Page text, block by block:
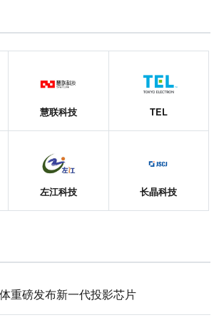
慧联科技 TEL
左江科技 长晶科技
重磅发布新一代投影芯片